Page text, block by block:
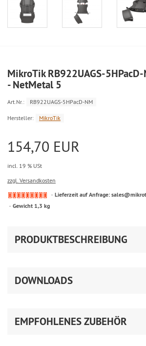
MikroTik RB922UAGS-
- NetMetal 5
Art.Nr.: RB922UAGS-5HPacD-NM
Hersteller: MikroTik
154,70 EUR
incl. 19 % USt
zzgl. Versandkosten
Lieferzeit auf Anfrage:
Gewicht 1,3 kg
PRODUKTBESCHREIBUNG
DOWNLOADS
EMPFOHLENES ZUBEHÖR